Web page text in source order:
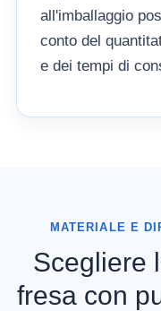
all'imballaggio
conto del
e dei tempi di
MATERIALE E
Scegliere
fresa con